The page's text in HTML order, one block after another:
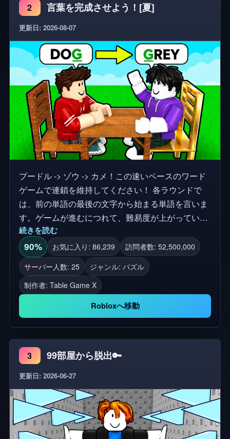
ので、バグ、特にプレイヤーのピークやAIの凍結を
期待してください。何か壊れたら再参加してみてく
24日 移行中の奇妙な応答に対してまだ謝罪を調整し
ています!
2 言葉を完成させよう！[夏]
更新日: 2026-08-07
プードル -> ゾウ -> カメ！この速いペースのワード
ゲームで連鎖を維持してください！ 各ラウンドで
は、前の単語の最後の文字から始まる単語を言いま
す。ゲームが進むにつれて、難易度が上がっていき
ます。 💬 一度に1つの言葉を 🔁 繰り返しのない言
葉 ⚡ 素早く考えて、ノックアウトされないようにし
ましょう 🐶 ペットを使って特殊能力を獲得しよう
🧠 最も鋭い脳が勝利するように 👍 ゲームに「いい
ね」をして、グループに参加すると、今後のアップ
デートがもらえます！
続きを読む
90% お気に入り: 86,239
訪問者数: 52,500,000
サーバー人数: 25
ジャンル: パズル
制作者: Table Game X
Robloxへ移動
3 99部屋から脱出🔑
更新日: 2026-06-27